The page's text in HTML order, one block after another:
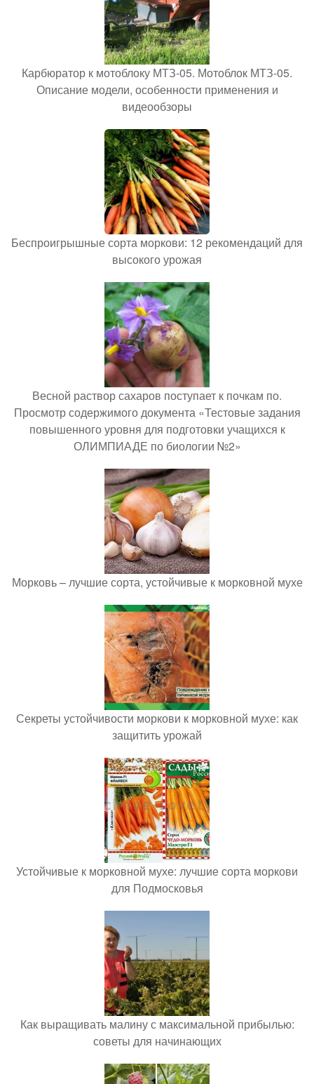
Карбюратор к мотоблоку МТЗ-05. Мотоблок МТЗ-05.
Описание модели, особенности применения и
видеообзоры
Беспроигрышные сорта моркови: 12 рекомендаций для
высокого урожая
Весной раствор сахаров поступает к почкам по.
Просмотр содержимого документа «Тестовые задания
повышенного уровня для подготовки учащихся к
ОЛИМПИАДЕ по биологии №2»
Морковь – лучшие сорта, устойчивые к морковной мухе
Секреты устойчивости моркови к морковной мухе: как
защитить урожай
Устойчивые к морковной мухе: лучшие сорта моркови
для Подмосковья
Как выращивать малину с максимальной прибылью:
советы для начинающих